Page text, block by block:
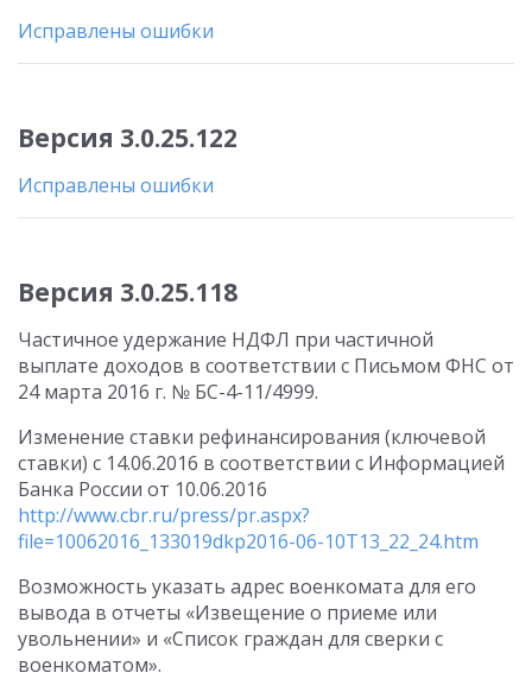
Исправлены ошибки
Версия 3.0.25.122
Исправлены ошибки
Версия 3.0.25.118
Частичное удержание НДФЛ при частичной
выплате доходов в соответствии с Письмом ФНС от
24 марта 2016 г. № БС-4-11/4999.
Изменение ставки рефинансирования (ключевой
ставки) с 14.06.2016 в соответствии с Информацией
Банка России от 10.06.2016
http://www.cbr.ru/press/pr.aspx?
file=10062016_133019dkp2016-06-10T13_22_24.htm
Возможность указать адрес военкомата для его
вывода в отчеты «Извещение о приеме или
увольнении» и «Список граждан для сверки с
военкоматом».